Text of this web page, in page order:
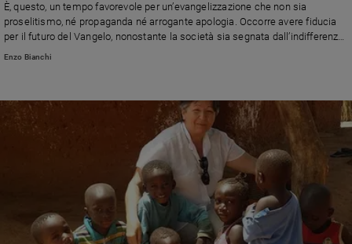
È, questo, un tempo favorevole per un’evangelizzazione che non sia
proselitismo, né propaganda né arrogante apologia. Occorre avere fiducia
per il futuro del Vangelo, nonostante la società sia segnata dall’indifferenza
verso la religione cattolica
Enzo Bianchi